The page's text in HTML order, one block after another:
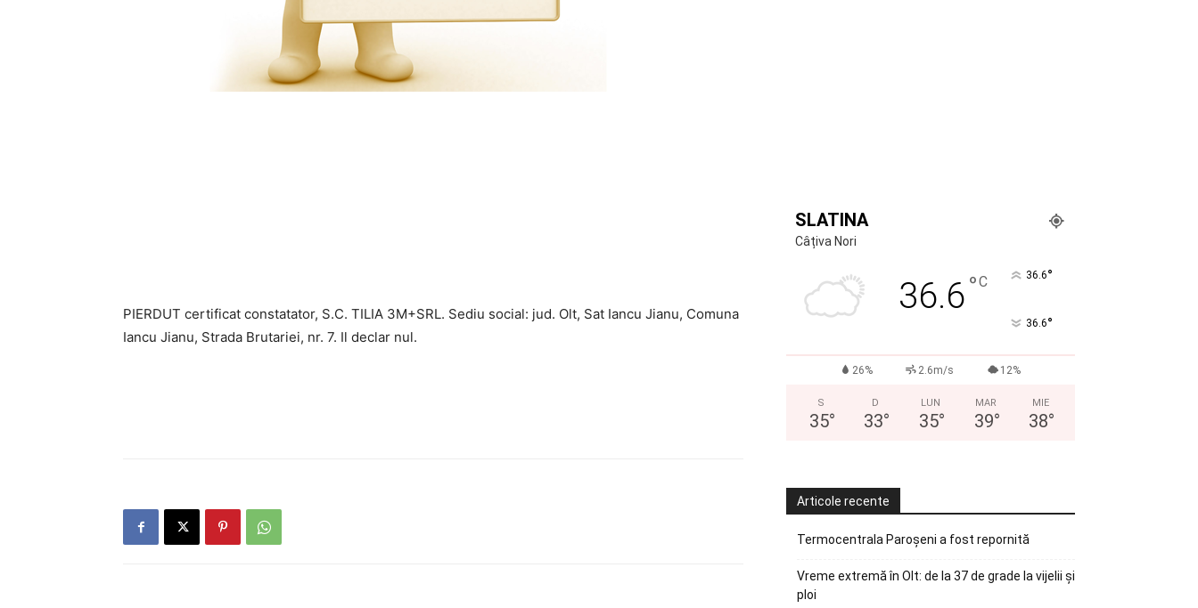
PIERDUT certificat constatator, S.C. TILIA 3M+SRL. Sediu social: jud. Olt, Sat Iancu Jianu, Comuna
Iancu Jianu, Strada Brutariei, nr. 7. Il declar nul.
SLATINA
Câțiva Nori
36.6°C 36.6°
36.6°
26% 2.6m/s 12%
S
35°
D
33°
LUN
35°
MAR
39°
MIE
38°
Articole recente
Termocentrala Paroșeni a fost repornită
Vreme extremă în Olt: de la 37 de grade la vijelii și
ploi